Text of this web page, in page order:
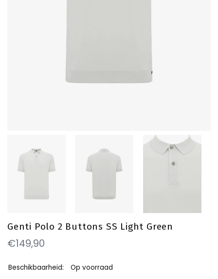
Genti Polo 2 Buttons SS Light Green
€149,90
Beschikbaarheid: Op voorraad